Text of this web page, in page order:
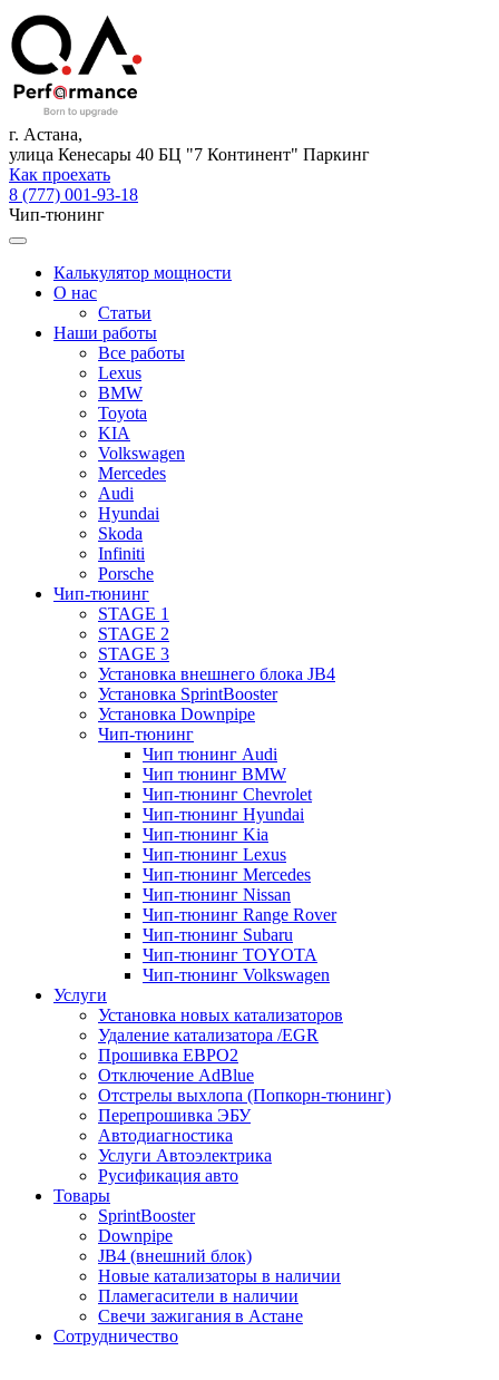
г. Астана,
улица Кенесары 40 БЦ "7 Континент" Паркинг
Как проехать
8 (777) 001-93-18
Чип-тюнинг
Калькулятор мощности
О нас
Статьи
Наши работы
Все работы
Lexus
BMW
Toyota
KIA
Volkswagen
Mercedes
Audi
Hyundai
Skoda
Infiniti
Porsche
Чип-тюнинг
STAGE 1
STAGE 2
STAGE 3
Установка внешнего блока JB4
Установка SprintBooster
Установка Downpipe
Чип-тюнинг
Чип тюнинг Audi
Чип тюнинг BMW
Чип-тюнинг Chevrolet
Чип-тюнинг Hyundai
Чип-тюнинг Kia
Чип-тюнинг Lexus
Чип-тюнинг Mercedes
Чип-тюнинг Nissan
Чип-тюнинг Range Rover
Чип-тюнинг Subaru
Чип-тюнинг TOYOTA
Чип-тюнинг Volkswagen
Услуги
Установка новых катализаторов
Удаление катализатора /EGR
Прошивка ЕВРО2
Отключение AdBlue
Отстрелы выхлопа (Попкорн-тюнинг)
Перепрошивка ЭБУ
Автодиагностика
Услуги Автоэлектрика
Русификация авто
Товары
SprintBooster
Downpipe
JB4 (внешний блок)
Новые катализаторы в наличии
Пламегасители в наличии
Свечи зажигания в Астане
Сотрудничество